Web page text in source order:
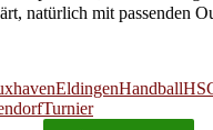
natürlich mit passenden
EldingenHandball
Turnier